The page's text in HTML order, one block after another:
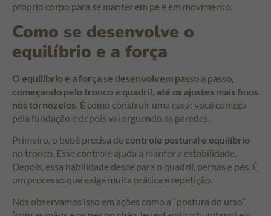
próprio corpo para se manter em pé e em movimento.
Como se desenvolve o
equilíbrio e a força
O equilíbrio e a força se desenvolvem passo a passo,
começando pelo tronco e quadril, até os ajustes mais finos
nos tornozelos. É como construir uma casa: você começa
pela fundação e depois vai erguendo as paredes.
Primeiro, o bebê precisa decontrole postural e equilíbrio
no tronco. Esse controle ajuda a manter a estabilidade.
Depois, essa habilidade desce para o quadril, pernas e pés. É
um processo que exige muita prática e repetição.
Nós observamos isso em ações como a “postura do urso”